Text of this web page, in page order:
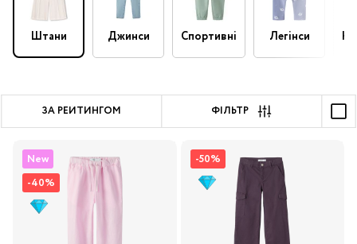
Штани Джинси Спортивні Легінси
ЗА РЕЙТИНГОМ ФІЛЬТР
New
-40%
-50%